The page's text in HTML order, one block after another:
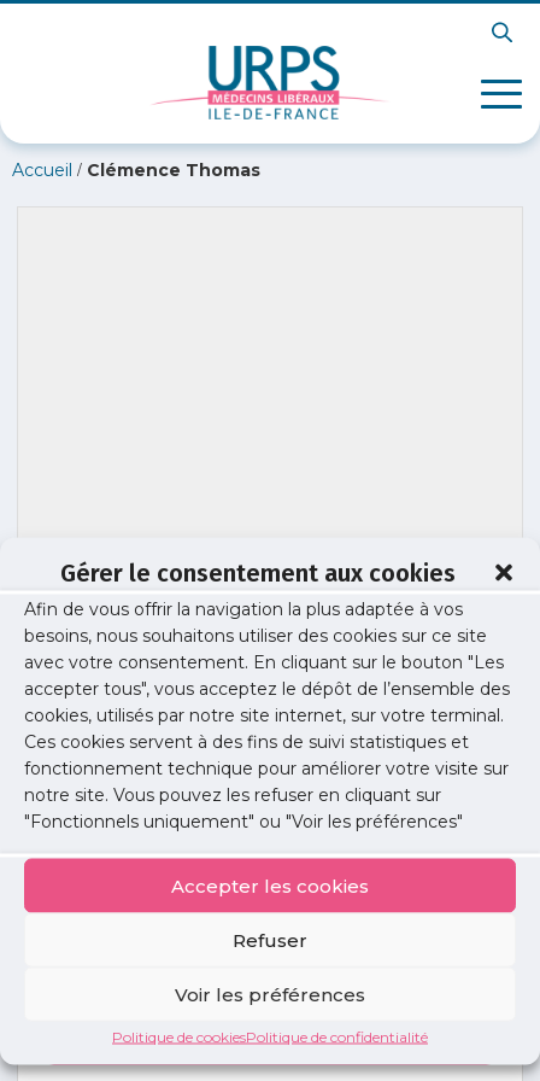
Gérer le consentement aux cookies
Afin de vous offrir la navigation la plus adaptée à vos
besoins, nous souhaitons utiliser des cookies sur ce site
avec votre consentement. En cliquant sur le bouton "Les
accepter tous", vous acceptez le dépôt de l’ensemble des
cookies, utilisés par notre site internet, sur votre terminal.
Ces cookies servent à des fins de suivi statistiques et
fonctionnement technique pour améliorer votre visite sur
notre site. Vous pouvez les refuser en cliquant sur
"Fonctionnels uniquement" ou "Voir les préférences"
Accepter les cookies
Refuser
Voir les préférences
Politique de cookiesPolitique de confidentialité
Accueil / Clémence Thomas
Clémence Thomas
Publié le :30 décembre 2021
Partager cet article :
annonces
Voir toutes les annonces